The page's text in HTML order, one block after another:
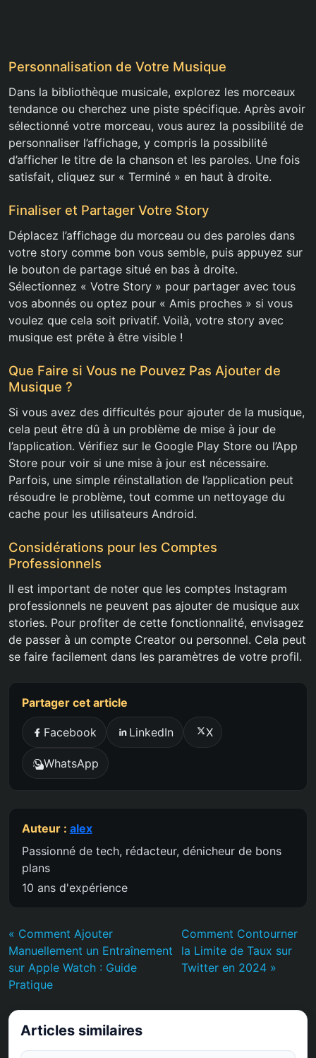
Personnalisation de Votre Musique
Dans la bibliothèque musicale, explorez les morceaux
tendance ou cherchez une piste spécifique. Après avoir
sélectionné votre morceau, vous aurez la possibilité de
personnaliser l’affichage, y compris la possibilité
d’afficher le titre de la chanson et les paroles. Une fois
satisfait, cliquez sur « Terminé » en haut à droite.
Finaliser et Partager Votre Story
Déplacez l’affichage du morceau ou des paroles dans
votre story comme bon vous semble, puis appuyez sur
le bouton de partage situé en bas à droite.
Sélectionnez « Votre Story » pour partager avec tous
vos abonnés ou optez pour « Amis proches » si vous
voulez que cela soit privatif. Voilà, votre story avec
musique est prête à être visible !
Que Faire si Vous ne Pouvez Pas Ajouter de
Musique ?
Si vous avez des difficultés pour ajouter de la musique,
cela peut être dû à un problème de mise à jour de
l’application. Vérifiez sur le Google Play Store ou l’App
Store pour voir si une mise à jour est nécessaire.
Parfois, une simple réinstallation de l’application peut
résoudre le problème, tout comme un nettoyage du
cache pour les utilisateurs Android.
Considérations pour les Comptes
Professionnels
Il est important de noter que les comptes Instagram
professionnels ne peuvent pas ajouter de musique aux
stories. Pour profiter de cette fonctionnalité, envisagez
de passer à un compte Creator ou personnel. Cela peut
se faire facilement dans les paramètres de votre profil.
Partager cet article
Facebook LinkedIn X
WhatsApp
Auteur : alex
Passionné de tech, rédacteur, dénicheur de bons
plans
10 ans d'expérience
« Comment Ajouter
Manuellement un Entraînement
sur Apple Watch : Guide
Pratique
Comment Contourner
la Limite de Taux sur
Twitter en 2024 »
Articles similaires